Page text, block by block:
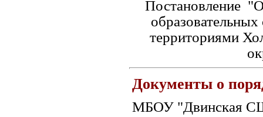
Постановление
территориями
Документы о
МБОУ "Двинская